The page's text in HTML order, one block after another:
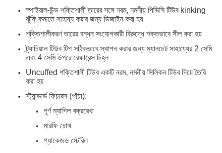
স্পাইরাল-উন্ড শক্তিশালী তারের সঙ্গে নরম, নমনীয় পিভিসি টিউব kinking
ঝুঁকি কমাতে সাহায্য করার জন্য ডিজাইন করা হয়
শক্তিশালীকরণ তারের বন্ধন সংযোগকারী বিরুদ্ধে শক্তভাবে সীল করা হয়
ট্র্যাচিয়াল টিউব টিপ সঠিকভাবে স্থাপন করার জন্য ম্যানচেট সাহায্যের 2 সেমি
এবং 4 সেমি উপরে রেফারেন্স চিহ্ন
Uncuffed শক্তিশালী টিউব একটি নরম, নমনীয় সিলিকন টিউব দিয়ে তৈরি
করা হয়
স্ট্যান্ডার্ড ফিচারস (পাঁচা):
পূর্ণ ম্যাগিল বক্ররেখা
মারফি চোখ
প্যাকেজড স্টেরিল